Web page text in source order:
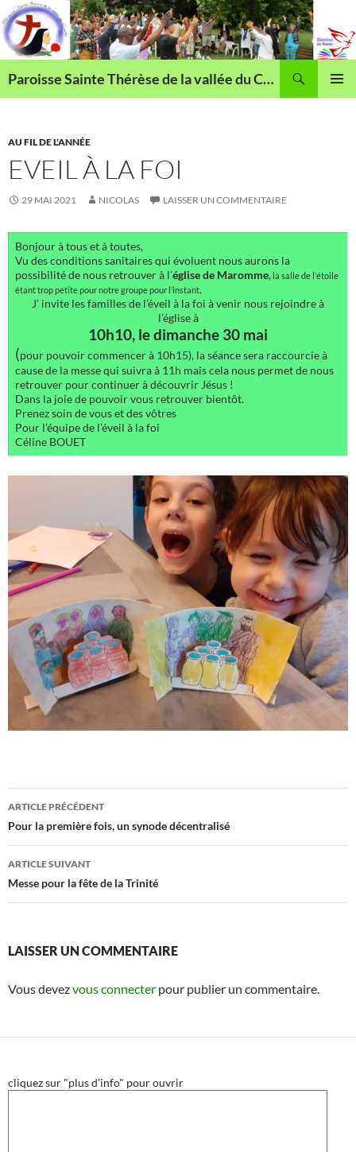
Aller
au
contenu
Paroisse Sainte Thérèse de la vallée du Cailly
AU FIL DE L'ANNÉE
EVEIL À LA FOI
29 MAI 2021 NICOLAS LAISSER UN COMMENTAIRE
Bonjour à tous et à toutes,
Vu des conditions sanitaires qui évoluent nous aurons la
possibilité de nous retrouver à l’église de Maromme, la salle de l’étoile
étant trop petite pour notre groupe pour l’instant.
J’ invite les familles de l’éveil à la foi à venir nous rejoindre à
l’église à
10h10, le dimanche 30 mai
(pour pouvoir commencer à 10h15), la séance sera raccourcie à
cause de la messe qui suivra à 11h mais cela nous permet de nous
retrouver pour continuer à découvrir Jésus !
Dans la joie de pouvoir vous retrouver bientôt.
Prenez soin de vous et des vôtres
Pour l’équipe de l’éveil à la foi
Céline BOUET
Navigation
des
articles
ARTICLE PRÉCÉDENT
Pour la première fois, un synode décentralisé
ARTICLE SUIVANT
Messe pour la fête de la Trinité
LAISSER UN COMMENTAIRE
Vous devezvous connecter pour publier un commentaire.
cliquez sur "plus d'info" pour ouvrir